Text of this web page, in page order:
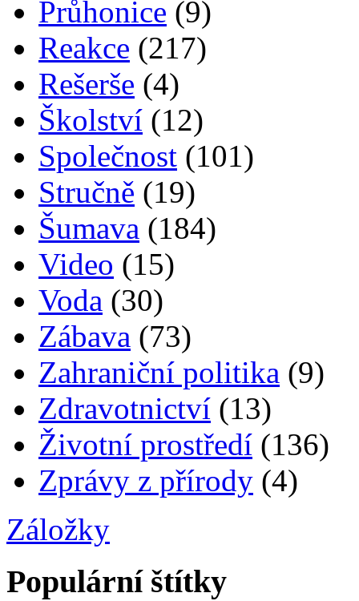
Průhonice (9)
Reakce (217)
Rešerše (4)
Školství (12)
Společnost (101)
Stručně (19)
Šumava (184)
Video (15)
Voda (30)
Zábava (73)
Zahraniční politika (9)
Zdravotnictví (13)
Životní prostředí (136)
Zprávy z přírody (4)
Záložky
Populární štítky